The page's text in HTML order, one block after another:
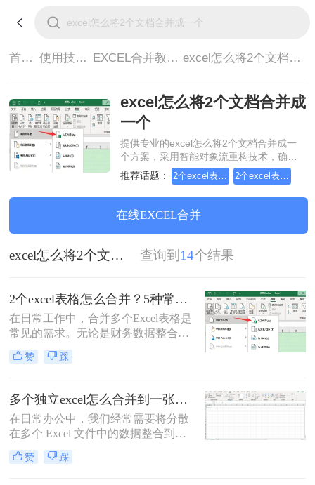
首页> 使用技巧> EXCEL合并教程> excel怎么将2个文档合并成一个
excel怎么将2个文档合并成
一个
提供专业的excel怎么将2个文档合并成一
个方案，采用智能对象流重构技术，确保
文档1:1高保真还原且排版不乱码。支持一
键批量处理，全链路 SSL 加密保障隐私安
全。助您快速实现excel怎么将2个文档合
并成一个，无需安装，高效办公。
推荐话题： 2个excel表格怎么合并
在线EXCEL合并
excel怎么将2个文档合并成一个 查询到 14个结果
2个excel表格怎么合并？5种常用方法详解！
在日常工作中，合并多个Excel表格是
常见的需求。无论是财务数据整合、
销售记录汇总，还是跨部门协作，掌
握高效的合并方法可以显著提升工作
呢？本文将详细介绍5种主流方法，
帮助您根据实际需求选择最佳方案。
赞 踩
多个独立excel怎么合并到一张表里？6种高效合并方法详解！
在日常办公中，我们经常需要将分散
在多个 Excel 文件中的数据整合到一
个表格中进行分析，例如汇总各部门
的销售报表、合并不同月份的客户数
赞 踩